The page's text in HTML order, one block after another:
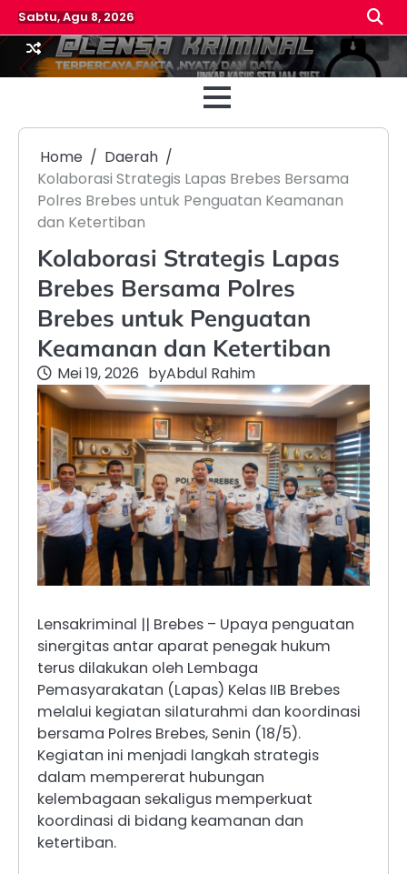
Skip
to
content
Sabtu, Agu 8, 2026
Beranda
Home
Daerah
Kolaborasi Strategis Lapas Brebes Bersama
Polres Brebes untuk Penguatan Keamanan
dan Ketertiban
Kolaborasi Strategis Lapas
Brebes Bersama Polres
Brebes untuk Penguatan
Keamanan dan Ketertiban
Mei 19, 2026 byAbdul Rahim
Lensakriminal || Brebes – Upaya penguatan
sinergitas antar aparat penegak hukum
terus dilakukan oleh Lembaga
Pemasyarakatan (Lapas) Kelas IIB Brebes
melalui kegiatan silaturahmi dan koordinasi
bersama Polres Brebes, Senin (18/5).
Kegiatan ini menjadi langkah strategis
dalam mempererat hubungan
kelembagaan sekaligus memperkuat
koordinasi di bidang keamanan dan
ketertiban.